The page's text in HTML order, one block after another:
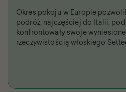
Okres pokoju w Europie
podróż, najczęściej do Italii,
konfrontowały swoje
rzeczywistością włoskiego